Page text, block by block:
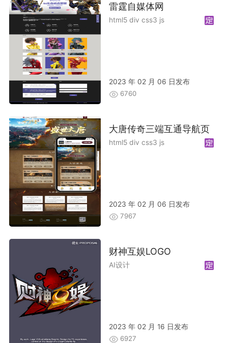
雷霆自媒体网
html5 div css3 js
2023 年 02 月 06 日发布
6760
大唐传奇三端互通导航页
html5 div css3 js
2023 年 02 月 06 日发布
7967
财神互娱LOGO
AI设计
2023 年 02 月 16 日发布
6927